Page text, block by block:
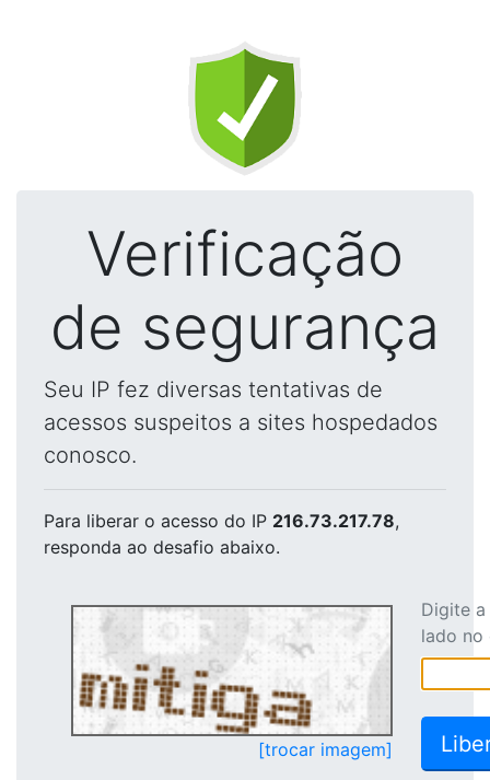
Verificação
de segurança
Seu IP fez diversas tentativas de
acessos suspeitos a sites hospedados
conosco.
Para liberar o acesso do IP 216.73.217.78,
responda ao desafio abaixo.
[trocar imagem]
Digite
lado no